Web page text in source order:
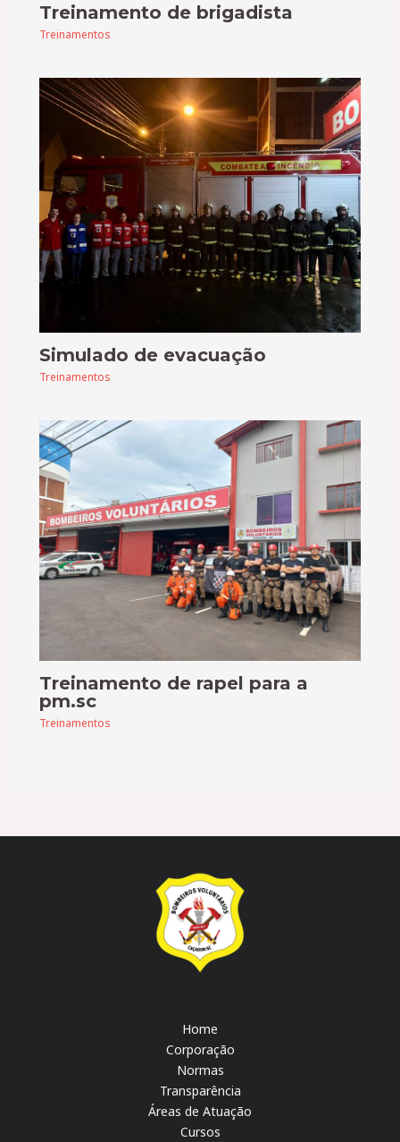
Treinamento de brigadista
Treinamentos
Simulado de evacuação
Treinamentos
Treinamento de rapel para a
pm.sc
Treinamentos
Home
Corporação
Normas
Transparência
Áreas de Atuação
Cursos